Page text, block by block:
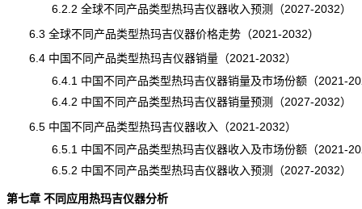
6.2.2 全球不同产品类型热玛吉仪器收入预测（2027-2032）
6.3 全球不同产品类型热玛吉仪器价格走势（2021-2032）
6.4 中国不同产品类型热玛吉仪器销量（2021-2032）
6.4.1 中国不同产品类型热玛吉仪器销量及市场份额（2021-
6.4.2 中国不同产品类型热玛吉仪器销量预测（2027-2032）
6.5 中国不同产品类型热玛吉仪器收入（2021-2032）
6.5.1 中国不同产品类型热玛吉仪器收入及市场份额（2021-
6.5.2 中国不同产品类型热玛吉仪器收入预测（2027-2032）
第七章 不同应用热玛吉仪器分析